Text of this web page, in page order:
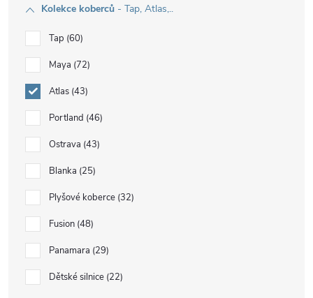
Kolekce koberců - Tap, Atlas,..
Tap 60
Maya 72
Atlas 43
Portland 46
Ostrava 43
Blanka 25
Plyšové koberce 32
Fusion 48
Panamara 29
Dětské silnice 22